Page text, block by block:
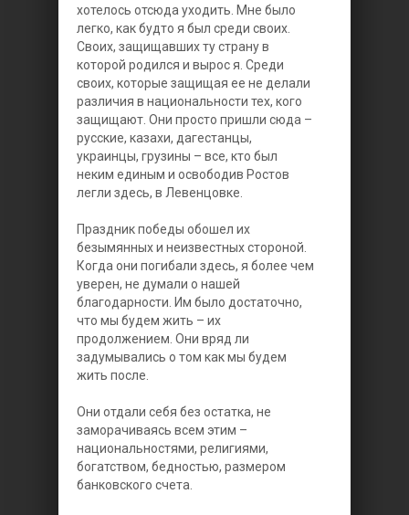
хотелось отсюда уходить. Мне было
легко, как будто я был среди своих.
Своих, защищавших ту страну в
которой родился и вырос я. Среди
своих, которые защищая ее не делали
различия в национальности тех, кого
защищают. Они просто пришли сюда –
русские, казахи, дагестанцы,
украинцы, грузины – все, кто был
неким единым и освободив Ростов
легли здесь, в Левенцовке.
Праздник победы обошел их
безымянных и неизвестных стороной.
Когда они погибали здесь, я более чем
уверен, не думали о нашей
благодарности. Им было достаточно,
что мы будем жить – их
продолжением. Они вряд ли
задумывались о том как мы будем
жить после.
Они отдали себя без остатка, не
заморачиваясь всем этим –
национальностями, религиями,
богатством, бедностью, размером
банковского счета.